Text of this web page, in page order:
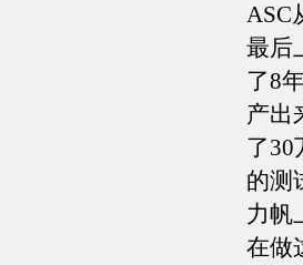
ASC
最后
了8
产出
了30
的测
力帆
在做